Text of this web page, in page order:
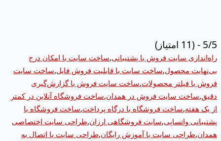
5/5 - (11 امتیاز)
راه‌اندازی سایت فروش با پشتیبانی,ساخت سایت با امکان درج
بی‌نهایت محصول,ساخت سایت با قابلیت فروش فایل,ساخت سایت
فروش با فیلتر محصولات,ساخت سایت فروش با گزارش‌گیری
دقیق,ساخت سایت فروش در همدان,ساخت فروشگاه آنلاین در کمتر
از یک هفته,ساخت فروشگاه با درگاه پرداخت,ساخت فروشگاه با
پشتیبانی واتساپی,سایت فروشگاهی ارزان,طراحی سایت اختصاصی
همدان,طراحی سایت با آموزش رایگان,طراحی سایت با اتصال به